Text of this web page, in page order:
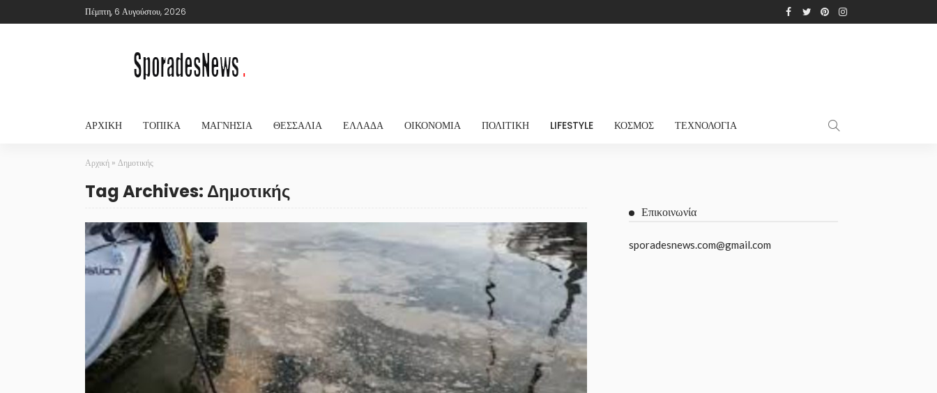
Πέμπτη, 6 Αυγούστου, 2026
ΑΡΧΙΚΉ ΤΟΠΙΚΆ ΜΑΓΝΗΣΊΑ ΘΕΣΣΑΛΊΑ ΕΛΛΆΔΑ ΟΙΚΟΝΟΜΊΑ ΠΟΛΙΤΙΚΉ LIFESTYLE ΚΌΣΜΟΣ ΤΕΧΝΟΛΟΓΊΑ
Αρχική » Δημοτικής
Tag Archives: Δημοτικής
Επικοινωνία
sporadesnews.com@gmail.com